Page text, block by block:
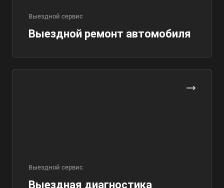
Выездной сервис
Выездной ремонт автомобиля
Выездной сервис
Выездная диагностика